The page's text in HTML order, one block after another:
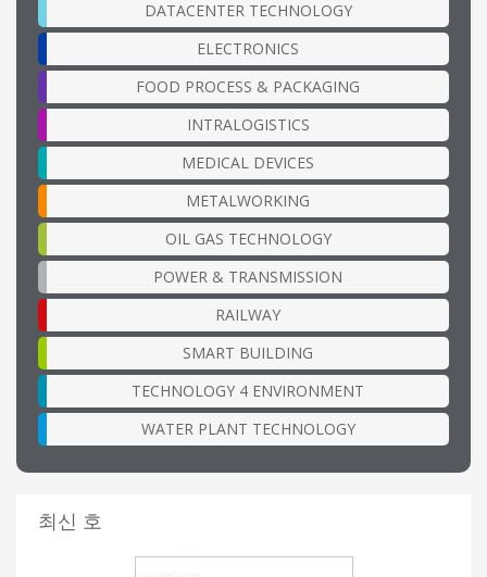
DATACENTER TECHNOLOGY
ELECTRONICS
FOOD PROCESS & PACKAGING
INTRALOGISTICS
MEDICAL DEVICES
METALWORKING
OIL GAS TECHNOLOGY
POWER & TRANSMISSION
RAILWAY
SMART BUILDING
TECHNOLOGY 4 ENVIRONMENT
WATER PLANT TECHNOLOGY
최신 호